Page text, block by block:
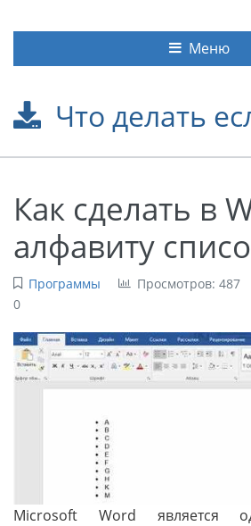
Что делать
Меню
Как сделать в
алфавиту
Программы Просмотров: 487
0
Microsoft Word является